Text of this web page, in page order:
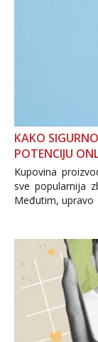
KAKO
POTENCIJU
Kupovina
sve popularnija
Međutim, upravo
i brojni